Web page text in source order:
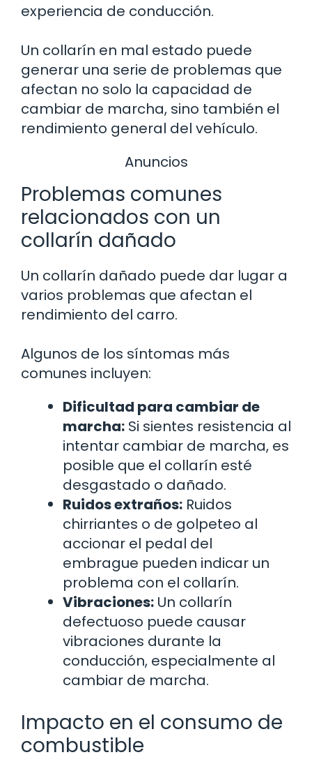
experiencia de conducción.
Un collarín en mal estado puede
generar una serie de problemas que
afectan no solo la capacidad de
cambiar de marcha, sino también el
rendimiento general del vehículo.
Anuncios
Problemas comunes
relacionados con un
collarín dañado
Un collarín dañado puede dar lugar a
varios problemas que afectan el
rendimiento del carro.
Algunos de los síntomas más
comunes incluyen:
Dificultad para cambiar de
marcha: Si sientes resistencia al
intentar cambiar de marcha, es
posible que el collarín esté
desgastado o dañado.
Ruidos extraños: Ruidos
chirriantes o de golpeteo al
accionar el pedal del
embrague pueden indicar un
problema con el collarín.
Vibraciones: Un collarín
defectuoso puede causar
vibraciones durante la
conducción, especialmente al
cambiar de marcha.
Impacto en el consumo de
combustible